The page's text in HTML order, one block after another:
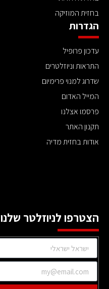
בחזית המוזיקה
הגדרות
עדכון פרופיל
התראות וניוזלטרים
שדרוג למנוי פרימיום
המייל האדום
פרסמו אצלנו
תקנון האתר
אודות בחזית מדיה
הצטרפו לניוזלטר שלנו